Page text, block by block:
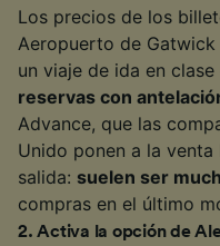
Los precios de los
Aeropuerto de
un viaje de ida en
reservas con
Advance, que las
Unido ponen a la venta
salida: suelen ser
compras en el último
2.Activa la opción de